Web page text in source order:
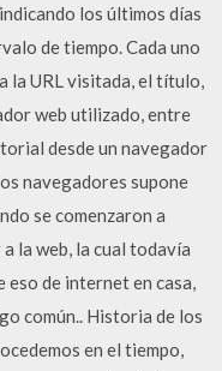
los últimos días
de tiempo. Cada uno
la URL visitada, el título,
web utilizado, entre
desde un navegador
navegadores supone
se comenzaron a
la web, la cual todavía
eso de internet en casa,
común.. Historia de los
en el tiempo,